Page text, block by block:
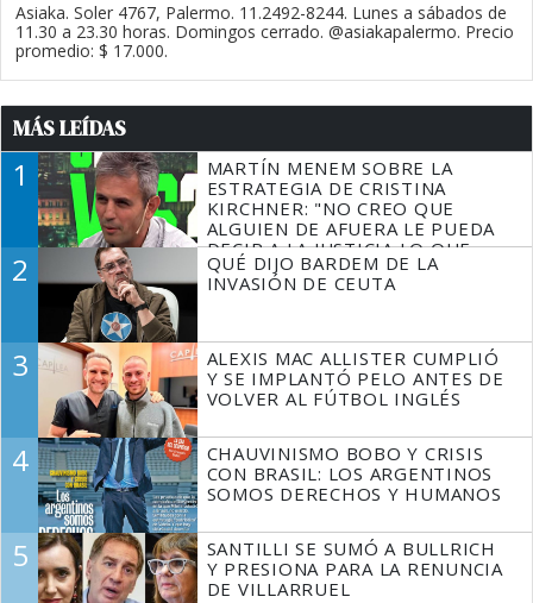
Asiaka. Soler 4767, Palermo. 11.2492-8244. Lunes a sábados de
11.30 a 23.30 horas. Domingos cerrado. @asiakapalermo. Precio
promedio: $ 17.000.
MÁS LEÍDAS
1
MARTÍN MENEM SOBRE LA
ESTRATEGIA DE CRISTINA
KIRCHNER: "NO CREO QUE
ALGUIEN DE AFUERA LE PUEDA
DECIR A LA JUSTICIA LO QUE
TIENE QUE HACER"
2
QUÉ DIJO BARDEM DE LA
INVASIÓN DE CEUTA
3
ALEXIS MAC ALLISTER CUMPLIÓ
Y SE IMPLANTÓ PELO ANTES DE
VOLVER AL FÚTBOL INGLÉS
4
CHAUVINISMO BOBO Y CRISIS
CON BRASIL: LOS ARGENTINOS
SOMOS DERECHOS Y HUMANOS
5
SANTILLI SE SUMÓ A BULLRICH
Y PRESIONA PARA LA RENUNCIA
DE VILLARRUEL